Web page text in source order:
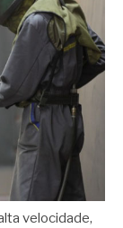
velocidade,